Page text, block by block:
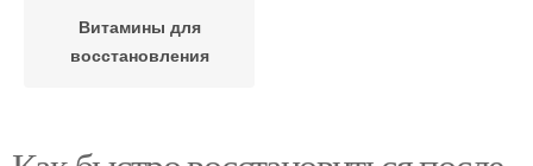
Витамины для
восстановления